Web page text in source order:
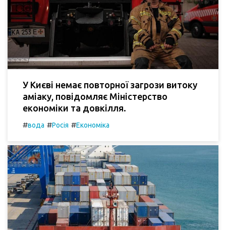
У Києві немає повторної загрози витоку
аміаку, повідомляє Міністерство
економіки та довкілля.
#вода #Росія #Економіка